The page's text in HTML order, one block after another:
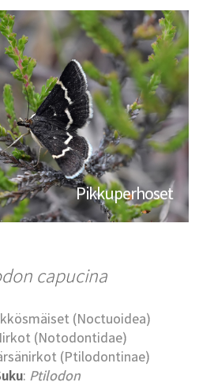
Pikkuperhoset
capucina
(Noctuoidea)
(Notodontidae)
(Ptilodontinae)
: Ptilodon